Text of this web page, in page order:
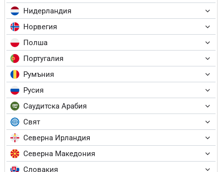
Нидерландия
Норвегия
Полша
Португалия
Румъния
Русия
Саудитска Арабия
Свят
Северна Ирландия
Северна Македония
Словакия